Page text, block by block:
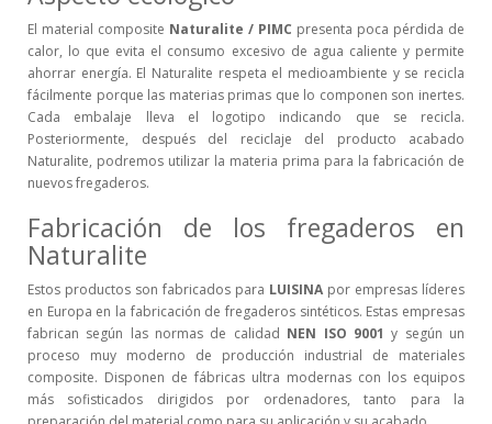
El material composite Naturalite / PIMC presenta poca pérdida de
calor, lo que evita el consumo excesivo de agua caliente y permite
ahorrar energía. El Naturalite respeta el medioambiente y se recicla
fácilmente porque las materias primas que lo componen son inertes.
Cada embalaje lleva el logotipo indicando que se recicla.
Posteriormente, después del reciclaje del producto acabado
Naturalite, podremos utilizar la materia prima para la fabricación de
nuevos fregaderos.
Fabricación de los fregaderos en
Naturalite
Estos productos son fabricados para LUISINA por empresas líderes
en Europa en la fabricación de fregaderos sintéticos. Estas empresas
fabrican según las normas de calidad NEN ISO 9001 y según un
proceso muy moderno de producción industrial de materiales
composite. Disponen de fábricas ultra modernas con los equipos
más sofisticados dirigidos por ordenadores, tanto para la